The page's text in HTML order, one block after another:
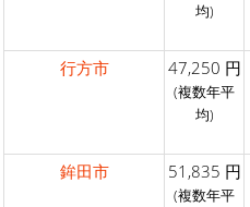
均)
行方市 47,250 円
(複数年平
均)
鉾田市 51,835 円
(複数年平